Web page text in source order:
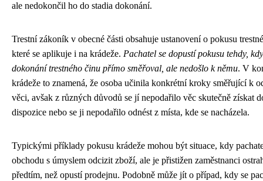
ale nedokončil ho do stadia dokonání.
Trestní zákoník v obecné části obsahuje ustanovení o pokusu
které se aplikuje i na krádeže. Pachatel se dopustí pokusu tehdy,
dokonání trestného činu přímo směřoval, ale nedošlo k němu. V
krádeže to znamená, že osoba učinila konkrétní kroky směřující k
věci, avšak z různých důvodů se jí nepodařilo věc skutečně získat
dispozice nebo se ji nepodařilo odnést z místa, kde se nacházela.
Typickými příklady pokusu krádeže mohou být situace, kdy
obchodu s úmyslem odcizit zboží, ale je přistižen zaměstnanci
předtím, než opustí prodejnu. Podobně může jít o případ, kdy se